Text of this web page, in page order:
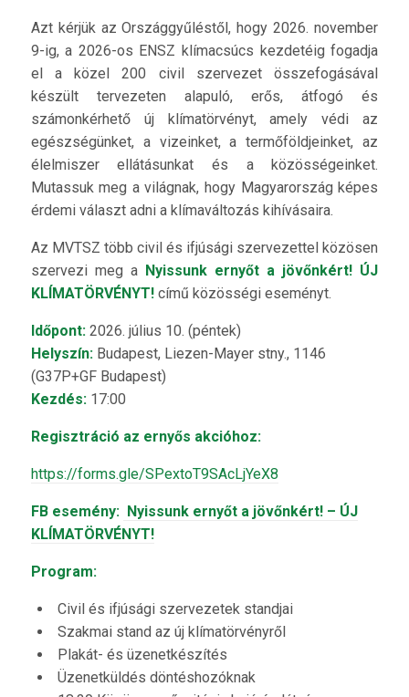
Azt kérjük az Országgyűléstől, hogy 2026. november
9-ig, a 2026-os ENSZ klímacsúcs kezdetéig fogadja
el a közel 200 civil szervezet összefogásával
készült tervezeten alapuló, erős, átfogó és
számonkérhető új klímatörvényt, amely védi az
egészségünket, a vizeinket, a termőföldjeinket, az
élelmiszer ellátásunkat és a közösségeinket.
Mutassuk meg a világnak, hogy Magyarország képes
érdemi választ adni a klímaváltozás kihívásaira.
Az MVTSZ több civil és ifjúsági szervezettel közösen
szervezi meg a Nyissunk ernyőt a jövőnkért! ÚJ
KLÍMATÖRVÉNYT! című közösségi eseményt.
Időpont:2026. július 10. (péntek)
Helyszín:Budapest, Liezen-Mayer stny., 1146
(G37P+GF Budapest)
Kezdés:17:00
Regisztráció az ernyős akcióhoz:
https://forms.gle/SPextoT9SAcLjYeX8
FB esemény: Nyissunk ernyőt a jövőnkért! – ÚJ
KLÍMATÖRVÉNYT!
Program:
Civil és ifjúsági szervezetek standjai
Szakmai stand az új klímatörvényről
Plakát- és üzenetkészítés
Üzenetküldés döntéshozóknak